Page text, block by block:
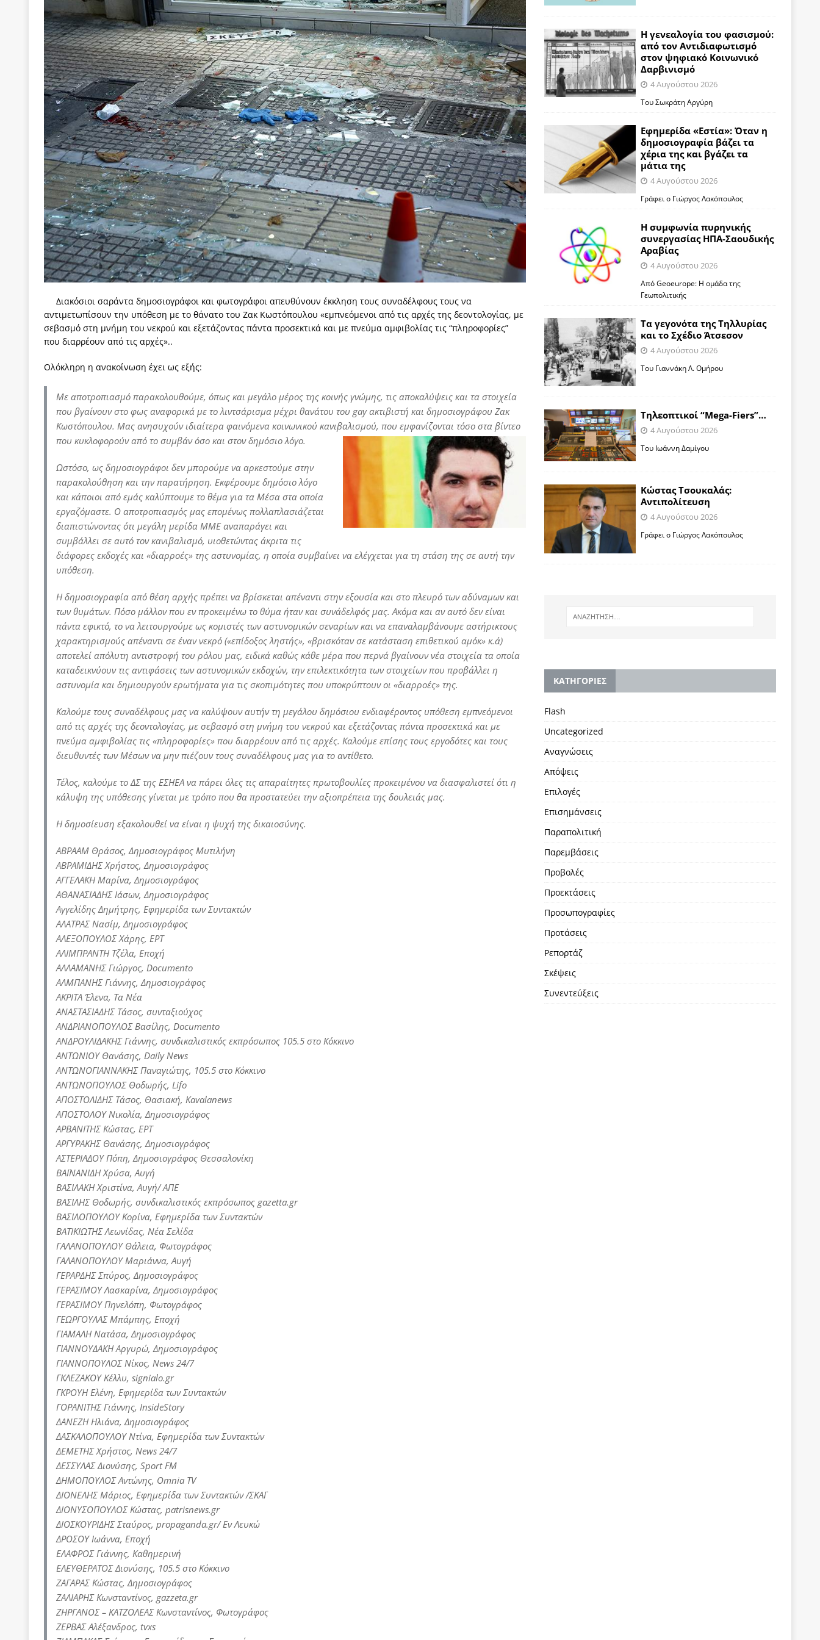
[ 22 Μαΐου 2020 ] Μακάριος Λαζαρίδης: Έργο!
ΠΡΟΣΩΠΟΓΡΑΦΙΕΣ
[ 4 Αυγούστου 2026 ] Θα ανήκεις όπου ανήκει το νερό
ΑΝΑΓΝΩΣΕΙΣ
[ 4 Αυγούστου 2026 ] Η γενεαλογία του φασισμού: από τον Αντιδιαφωτισμό στον ψηφιακό Κοινωνικό Δαρβινισμό
ΠΑΡΕΜΒΑΣΕΙΣ
[ 4 Αυγούστου 2026 ] Εφημερίδα «Εστία»: Όταν η δημοσιογραφία βάζει τα χέρια της και βγάζει τα μάτια της
ΑΠΟΨΕΙΣ
[ 4 Αυγούστου 2026 ] Η συμφωνία πυρηνικής συνεργασίας ΗΠΑ-Σαουδικής Αραβίας
ΑΠΟΨΕΙΣ
[ 4 Αυγούστου 2026 ] Τα γεγονότα της Τηλλυρίας και το Σχέδιο Άτσεσον
ΑΠΟΨΕΙΣ
[ 4 Αυγούστου 2026 ] Tηλεοπτικοί “Mega-Fiers”…
ΑΠΟΨΕΙΣ
[ 4 Αυγούστου 2026 ] Κώστας Τσουκαλάς: Αντιπολίτευση
ΠΡΟΒΟΛΕΣ
[ 4 Αυγούστου 2026 ] Ο Ιωάννης Μεταξάς και η 4η Αυγούστου: Πώς ένας αποτυχημένος κοινοβουλευτικός έγινε
δικτάτορας
ΕΠΙΛΟΓΕΣ
[ 3 Αυγούστου 2026 ] Η ελευθεροτυπία δεν απειλείται και δεν εκβιάζεται
ΠΑΡΕΜΒΑΣΕΙΣ
[ 3 Αυγούστου 2026 ] ΠΑΣΟΚ ή ΕΛ.ΑΣ.; Γιατί η μάχη της δεύτερης θέσης είναι (πολύ) ανοιχτή ακόμη. Προς αναμέτρηση
των δύο κομμάτων και όχι Ανδρουλάκη -Τσίπρα.
ΑΠΟΨΕΙΣ
[ 3 Αυγούστου 2026 ] Η τραγωδία της δημοκρατικής παράταξης: Ο λαός θέλει, αλλά τα κόμματα της αντιπολίτευσης δεν
μπορούν να φέρουν την αλλαγή
ΠΡΟΕΚΤΑΣΕΙΣ
[ 3 Αυγούστου 2026 ]
εμβληματικό «Πολίτη Κέιν»
[ 3 Αυγούστου 2026 ] Το γάλλιο και η γεωπολιτική ισχύς για την Ελλάδα
ΑΠΟΨΕΙΣ
[ 3 Αυγούστου 2026 ] «Εδοξάσθη κρυπτομένη και εγελοιοποιήθη εμφανιζόμενη»: Το άδοξο βήμα της Μ. Καρυστιανού
Διακόσιοι σαράντα δημοσιογράφοι και φωτογράφοι απευθύνουν έκκληση τους συναδέλφους τους να
αντιμετωπίσουν την υπόθεση με το θάνατο του Ζακ Κωστόπουλου «εμπνεόμενοι από τις αρχές της δεοντολογίας, με
σεβασμό στη μνήμη του νεκρού και εξετάζοντας πάντα προσεκτικά και με πνεύμα αμφιβολίας τις “πληροφορίες”
που διαρρέουν από τις αρχές»..
Ολόκληρη η ανακοίνωση έχει ως εξής:
Με αποτροπιασμό παρακολουθούμε, όπως και μεγάλο μέρος της κοινής γνώμης, τις αποκαλύψεις και τα στοιχεία
που βγαίνουν στο φως αναφορικά με το λιντσάρισμα μέχρι θανάτου του gay ακτιβιστή και δημοσιογράφου Ζακ
Κωστόπουλου. Μας ανησυχούν ιδιαίτερα φαινόμενα κοινωνικού κανιβαλισμού, που εμφανίζονται τόσο στα βίντεο
που κυκλοφορούν από το συμβάν όσο και στον δημόσιο λόγο.
Ωστόσο, ως δημοσιογράφοι δεν μπορούμε να αρκεστούμε στην
παρακολούθηση και την παρατήρηση. Εκφέρουμε δημόσιο λόγο
και κάποιοι από εμάς καλύπτουμε το θέμα για τα Μέσα στα οποία
εργαζόμαστε. Ο αποτροπιασμός μας επομένως πολλαπλασιάζεται
διαπιστώνοντας ότι μεγάλη μερίδα ΜΜΕ αναπαράγει και
συμβάλλει σε αυτό τον κανιβαλισμό, υιοθετώντας άκριτα τις
διάφορες εκδοχές και «διαρροές» της αστυνομίας, η οποία συμβαίνει να ελέγχεται για τη στάση της σε αυτή την
υπόθεση.
Η δημοσιογραφία από θέση αρχής πρέπει να βρίσκεται απέναντι στην εξουσία και στο πλευρό των αδύναμων και
των θυμάτων. Πόσο μάλλον που εν προκειμένω το θύμα ήταν και συνάδελφός μας. Ακόμα και αν αυτό δεν είναι
πάντα εφικτό, το να λειτουργούμε ως κομιστές των αστυνομικών σεναρίων και να επαναλαμβάνουμε αστήρικτους
χαρακτηρισμούς απέναντι σε έναν νεκρό («επίδοξος ληστής», «βρισκόταν σε κατάσταση επιθετικού αμόκ» κ.ά)
αποτελεί απόλυτη αντιστροφή του ρόλου μας, ειδικά καθώς κάθε μέρα που περνά βγαίνουν νέα στοιχεία τα οποία
καταδεικνύουν τις αντιφάσεις των αστυνομικών εκδοχών, την επιλεκτικότητα των στοιχείων που προβάλλει η
αστυνομία και δημιουργούν ερωτήματα για τις σκοπιμότητες που υποκρύπτουν οι «διαρροές» της.
Καλούμε τους συναδέλφους μας να καλύψουν αυτήν τη μεγάλου δημόσιου ενδιαφέροντος υπόθεση εμπνεόμενοι
από τις αρχές της δεοντολογίας, με σεβασμό στη μνήμη του νεκρού και εξετάζοντας πάντα προσεκτικά και με
πνεύμα αμφιβολίας τις «πληροφορίες» που διαρρέουν από τις αρχές. Καλούμε επίσης τους εργοδότες και τους
διευθυντές των Μέσων να μην πιέζουν τους συναδέλφους μας για το αντίθετο.
Τέλος, καλούμε το ΔΣ της ΕΣΗΕΑ να πάρει όλες τις απαραίτητες πρωτοβουλίες προκειμένου να διασφαλιστεί ότι η
κάλυψη της υπόθεσης γίνεται με τρόπο που θα προστατεύει την αξιοπρέπεια της δουλειάς μας.
Η δημοσίευση εξακολουθεί να είναι η ψυχή της δικαιοσύνης.
ΑΒΡΑΑΜ Θράσος, Δημοσιογράφος Μυτιλήνη
ΑΒΡΑΜΙΔΗΣ Χρήστος, Δημοσιογράφος
ΑΓΓΕΛΑΚΗ Μαρίνα, Δημοσιογράφος
ΑΘΑΝΑΣΙΑΔΗΣ Ιάσων, Δημοσιογράφος
Αγγελίδης Δημήτρης, Εφημερίδα των Συντακτών
ΑΛΑΤΡΑΣ Νασίμ, Δημοσιογράφος
ΑΛΕΞΟΠΟΥΛΟΣ Χάρης, ΕΡΤ
ΑΛΙΜΠΡΑΝΤΗ Τζέλα, Εποχή
ΑΛΛΑΜΑΝΗΣ Γιώργος, Documento
ΑΛΜΠΑΝΗΣ Γιάννης, Δημοσιογράφος
ΑΚΡΙΤΑ Έλενα, Τα Νέα
ΑΝΑΣΤΑΣΙΑΔΗΣ Τάσος, συνταξιούχος
ΑΝΔΡΙΑΝΟΠΟΥΛΟΣ Βασίλης, Documento
ΑΝΔΡΟΥΛΙΔΑΚΗΣ Γιάννης, συνδικαλιστικός εκπρόσωπος 105.5 στο Κόκκινο
ΑΝΤΩΝΙΟΥ Θανάσης, Daily News
ΑΝΤΩΝΟΓΙΑΝΝΑΚΗΣ Παναγιώτης, 105.5 στο Κόκκινο
ΑΝΤΩΝΟΠΟΥΛΟΣ Θοδωρής, Lifo
ΑΠΟΣΤΟΛΙΔΗΣ Τάσος, Θασιακή, Kavalanews
ΑΠΟΣΤΟΛΟΥ Νικολία, Δημοσιογράφος
ΑΡΒΑΝΙΤΗΣ Κώστας, ΕΡΤ
ΑΡΓΥΡΑΚΗΣ Θανάσης, Δημοσιογράφος
ΑΣΤΕΡΙΑΔΟΥ Πόπη, Δημοσιογράφος Θεσσαλονίκη
ΒΑΪΝΑΝΙΔΗ Χρύσα, Αυγή
ΒΑΣΙΛΑΚΗ Χριστίνα, Αυγή/ ΑΠΕ
ΒΑΣΙΛΗΣ Θοδωρής, συνδικαλιστικός εκπρόσωπος gazetta.gr
ΒΑΣΙΛΟΠΟΥΛΟΥ Κορίνα, Εφημερίδα των Συντακτών
ΒΑΤΙΚΙΩΤΗΣ Λεωνίδας, Νέα Σελίδα
ΓΑΛΑΝΟΠΟΥΛΟΥ Θάλεια, Φωτογράφος
ΓΑΛΑΝΟΠΟΥΛΟΥ Μαριάννα, Αυγή
ΓΕΡΑΡΔΗΣ Σπύρος, Δημοσιογράφος
ΓΕΡΑΣΙΜΟΥ Λασκαρίνα, Δημοσιογράφος
ΓΕΡΑΣΙΜΟΥ Πηνελόπη, Φωτογράφος
ΓΕΩΡΓΟΥΛΑΣ Μπάμπης, Εποχή
ΓΙΑΜΑΛΗ Νατάσα, Δημοσιογράφος
ΓΙΑΝΝΟΥΔΑΚΗ Αργυρώ, Δημοσιογράφος
ΓΙΑΝΝΟΠΟΥΛΟΣ Νίκος, News 24/7
ΓΚΛΕΖΑΚΟΥ Κέλλυ, signialo.gr
ΓΚΡΟΥΗ Ελένη, Εφημερίδα των Συντακτών
ΓΟΡΑΝΙΤΗΣ Γιάννης, InsideStory
ΔΑΝΕΖΗ Ηλιάνα, Δημοσιογράφος
ΔΑΣΚΑΛΟΠΟΥΛΟΥ Ντίνα, Εφημερίδα των Συντακτών
ΔΕΜΕΤΗΣ Χρήστος, News 24/7
ΔΕΣΣΥΛΑΣ Διονύσης, Sport FM
ΔΗΜΟΠΟΥΛΟΣ Αντώνης, Omnia TV
ΔΙΟΝΕΛΗΣ Μάριος, Εφημερίδα των Συντακτών /ΣΚΑΪ
ΔΙΟΝΥΣΟΠΟΥΛΟΣ Κώστας, patrisnews.gr
ΔΙΟΣΚΟΥΡΙΔΗΣ Σταύρος, propaganda.gr/ Εν Λευκώ
ΔΡΟΣΟΥ Ιωάννα, Εποχή
ΕΛΑΦΡΟΣ Γιάννης, Καθημερινή
ΕΛΕΥΘΕΡΑΤΟΣ Διονύσης, 105.5 στο Κόκκινο
ΖΑΓΑΡΑΣ Κώστας, Δημοσιογράφος
ZΑΛΙΑΡΗΣ Κωνσταντίνος, gazzeta.gr
ΖΗΡΓΑΝΟΣ – ΚΑΤΖΟΛΕΑΣ Κωνσταντίνος, Φωτογράφος
ΖΕΡΒΑΣ Αλέξανδρος, tvxs
Η γενεαλογία του φασισμού:
από τον Αντιδιαφωτισμό
στον ψηφιακό Κοινωνικό
Δαρβινισμό
4 Αυγούστου 2026
Του Σωκράτη Αργύρη
Εφημερίδα «Εστία»: Όταν η
δημοσιογραφία βάζει τα
χέρια της και βγάζει τα
μάτια της
4 Αυγούστου 2026
Γράφει ο Γιώργος Λακόπουλος
Η συμφωνία πυρηνικής
συνεργασίας ΗΠΑ-Σαουδικής
Αραβίας
4 Αυγούστου 2026
Από Geoeurope: H ομάδα της
Γεωπολιτικής
Τα γεγονότα της Τηλλυρίας
και το Σχέδιο Άτσεσον
4 Αυγούστου 2026
Toυ Γιαννάκη Λ. Ομήρου
Tηλεοπτικοί “Mega-Fiers”…
4 Αυγούστου 2026
Toυ Ιωάννη Δαμίγου
Κώστας Τσουκαλάς:
Αντιπολίτευση
4 Αυγούστου 2026
Γράφει ο Γιώργος Λακόπουλος
KΑΤΗΓΟΡΙΕΣ
Flash
Uncategorized
Αναγνώσεις
Απόψεις
Επιλογές
Επισημάνσεις
Παραπολιτική
Παρεμβάσεις
Προβολές
Προεκτάσεις
Προσωπογραφίες
Προτάσεις
Ρεπορτάζ
Σκέψεις
Συνεντεύξεις